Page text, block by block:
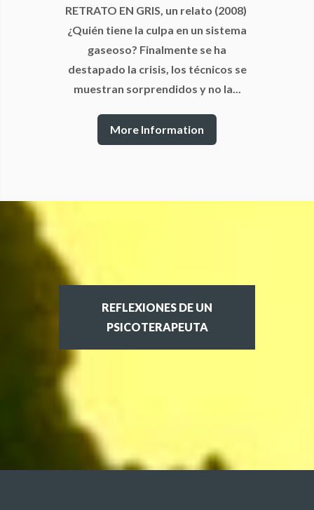
RETRATO EN GRIS, un relato (2008)
¿Quién tiene la culpa en un sistema
gaseoso? Finalmente se ha
destapado la crisis, los técnicos se
muestran sorprendidos y no la...
More Information
REFLEXIONES DE UN
PSICOTERAPEUTA